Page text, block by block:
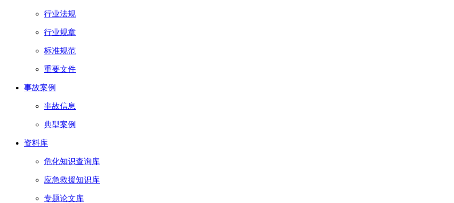
行业法规
行业规章
标准规范
重要文件
事故案例
事故信息
典型案例
资料库
危化知识查询库
应急救援知识库
专题论文库